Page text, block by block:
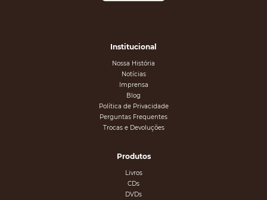
Institucional
Nossa História
Notícias
Imprensa
Blog
Política de Privacidade
Perguntas Frequentes
Trocas e Devoluções
Produtos
Livros
CDs
DVDs